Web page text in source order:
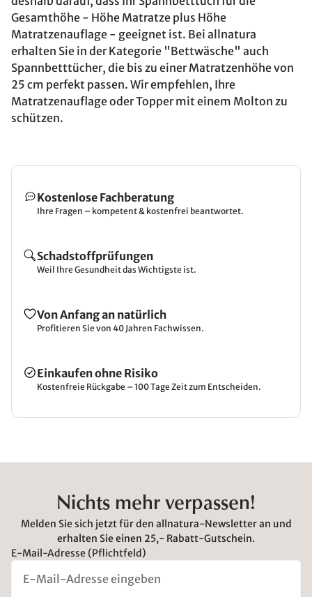
Gesamthöhe - Höhe Matratze plus Höhe
Matratzenauflage - geeignet ist. Bei allnatura
erhalten Sie in der Kategorie "Bettwäsche" auch
Spannbetttücher, die bis zu einer Matratzenhöhe von
25 cm perfekt passen. Wir empfehlen, Ihre
Matratzenauflage oder Topper mit einem Molton zu
schützen.
Kostenlose Fachberatung
Ihre Fragen – kompetent & kostenfrei beantwortet.
Schadstoffprüfungen
Weil Ihre Gesundheit das Wichtigste ist.
Von Anfang an natürlich
Profitieren Sie von 40 Jahren Fachwissen.
Einkaufen ohne Risiko
Kostenfreie Rückgabe – 100 Tage Zeit zum Entscheiden.
Nichts mehr verpassen!
Melden Sie sich jetzt für den allnatura-Newsletter an und
erhalten Sie einen 25,- Rabatt-Gutschein.
E-Mail-Adresse (Pflichtfeld)